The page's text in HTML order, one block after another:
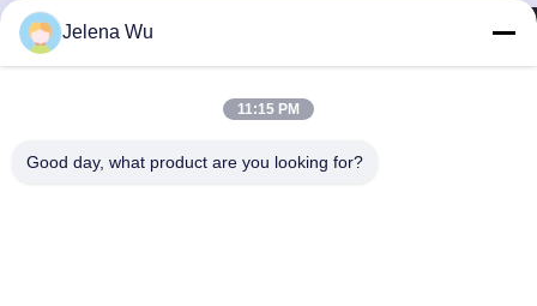
Jelena Wu
11:15 PM
Good day, what product are you looking for?